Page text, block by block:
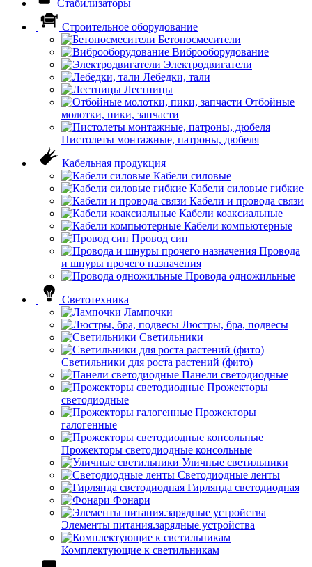
Стабилизаторы
Строительное оборудование
Бетоносмесители
Виброоборудование
Электродвигатели
Лебедки, тали
Лестницы
Отбойные
молотки, пики, запчасти
Пистолеты монтажные, патроны, дюбеля
Кабельная продукция
Кабели силовые
Кабели силовые гибкие
Кабели и провода связи
Кабели коаксиальные
Кабели компьютерные
Провод сип
Провода
и шнуры прочего назначения
Провода одножильные
Светотехника
Лампочки
Люстры, бра, подвесы
Светильники
Светильники для роста растений (фито)
Панели светодиодные
Прожекторы
светодиодные
Прожекторы
галогенные
Прожекторы светодиодные консольные
Уличные светильники
Светодиодные ленты
Гирлянда светодиодная
Фонари
Элементы питания.зарядные устройства
Комплектующие к светильникам